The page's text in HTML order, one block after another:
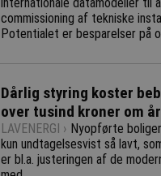
internationale datamodeller til
commissioning af tekniske
Potentialet er besparelser på
Dårlig styring koster
over tusind kroner om
LAVENERGI › Nyopførte
kun undtagelsesvist så lavt,
er bl.a. justeringen af de